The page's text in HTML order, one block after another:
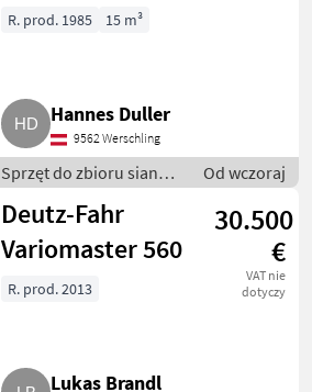
R. prod. 1985 15 m³
Hannes Duller
9562 Werschling
Sprzęt do zbioru siana i
paszowy / Przyczepy
samozbierające
Od wczoraj
Deutz-Fahr
Variomaster 560
30.500
€
VAT nie
dotyczy
R. prod. 2013
Lukas Brandl